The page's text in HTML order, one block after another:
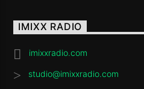
IMIXX RADIO
imixxradio.com
studio@imixxradio.com